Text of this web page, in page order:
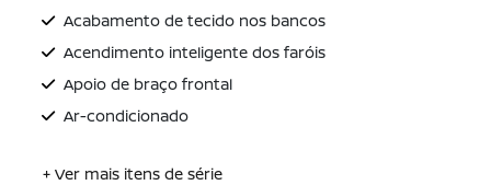
Acabamento de tecido nos bancos
Acendimento inteligente dos faróis
Apoio de braço frontal
Ar-condicionado
+ Ver mais itens de série